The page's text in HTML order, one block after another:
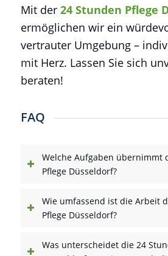
Mit der 24 Stunden Pflege
ermöglichen wir ein
vertrauter Umgebung –
mit Herz. Lassen Sie sich
beraten!
FAQ
Welche Aufgaben übernimmt
Pflege Düsseldorf?
Wie umfassend ist die Arbeit
Pflege Düsseldorf?
Was unterscheidet die 24